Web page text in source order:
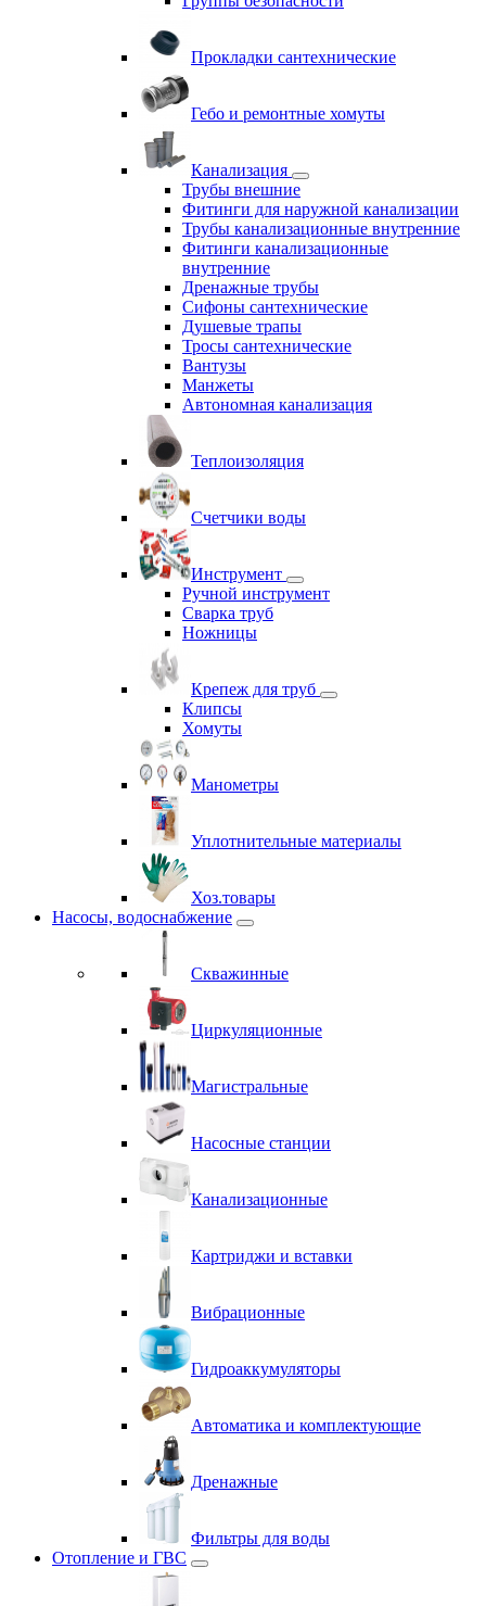
Прокладки сантехнические
Гебо и ремонтные хомуты
Канализация
Трубы внешние
Фитинги для наружной канализации
Трубы канализационные внутренние
Фитинги канализационные
внутренние
Дренажные трубы
Сифоны сантехнические
Душевые трапы
Тросы сантехнические
Вантузы
Манжеты
Автономная канализация
Теплоизоляция
Счетчики воды
Инструмент
Ручной инструмент
Сварка труб
Ножницы
Крепеж для труб
Клипсы
Хомуты
Манометры
Уплотнительные материалы
Хоз.товары
Насосы, водоснабжение
Скважинные
Циркуляционные
Магистральные
Насосные станции
Канализационные
Картриджи и вставки
Вибрационные
Гидроаккумуляторы
Автоматика и комплектующие
Дренажные
Фильтры для воды
Отопление и ГВС